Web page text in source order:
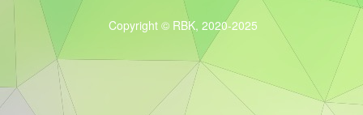
Copyright © RBK, 2020-2025